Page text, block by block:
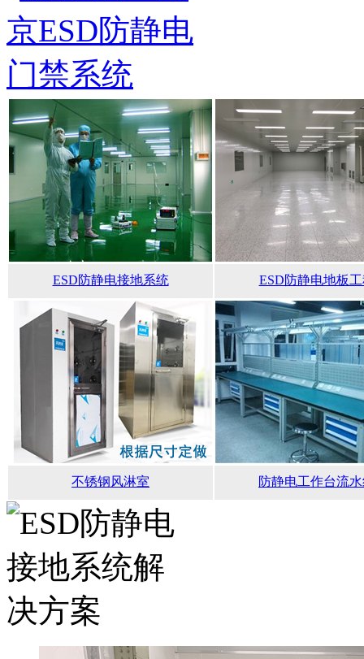
ESD防静电接地系统 ESD防静电地板
不锈钢风淋室 防静电工作台流